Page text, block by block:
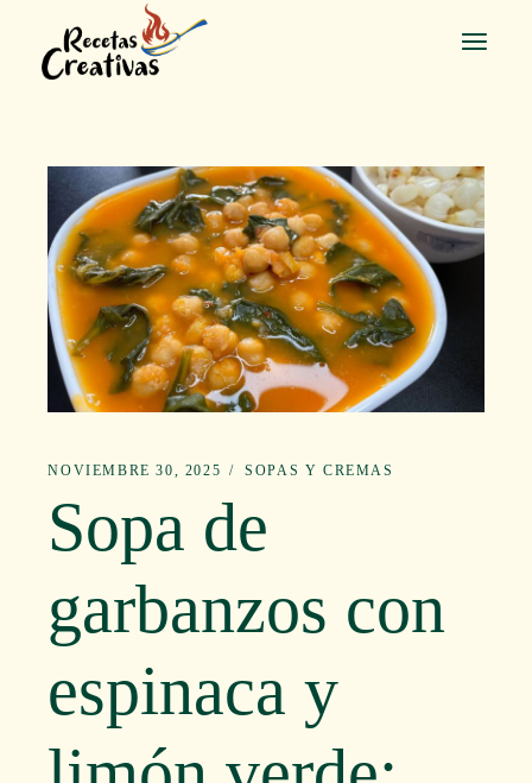
contenido
NOVIEMBRE 30, 2025 SOPAS Y CREMAS
Sopa de
garbanzos con
espinaca y